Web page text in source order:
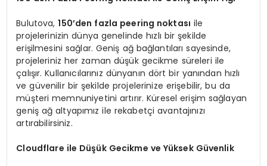
Bulutova,150’den fazla peering noktası ile
projelerinizin dünya genelinde hızlı bir şekilde
erişilmesini sağlar. Geniş ağ bağlantıları sayesinde,
projeleriniz her zaman düşük gecikme süreleri ile
çalışır. Kullanıcılarınız dünyanın dört bir yanından hızlı
ve güvenilir bir şekilde projelerinize erişebilir, bu da
müşteri memnuniyetini artırır. Küresel erişim sağlayan
geniş ağ altyapımız ile rekabetçi avantajınızı
artırabilirsiniz.
Cloudflare ile Düşük Gecikme ve Yüksek Güvenlik